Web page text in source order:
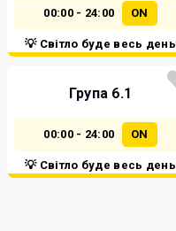
00:00 - 24:00 ON
💡 Світло буде весь день
Група 6.1
00:00 - 24:00 ON
💡 Світло буде весь день